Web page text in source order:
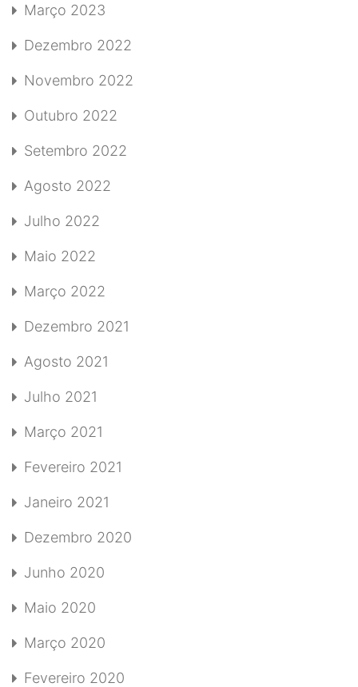
Março 2023
Dezembro 2022
Novembro 2022
Outubro 2022
Setembro 2022
Agosto 2022
Julho 2022
Maio 2022
Março 2022
Dezembro 2021
Agosto 2021
Julho 2021
Março 2021
Fevereiro 2021
Janeiro 2021
Dezembro 2020
Junho 2020
Maio 2020
Março 2020
Fevereiro 2020